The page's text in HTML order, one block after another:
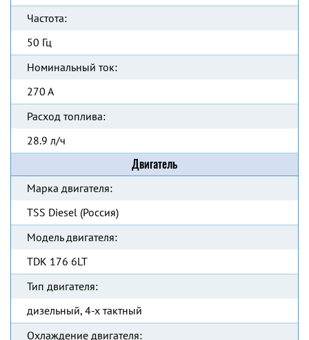
Частота:
50 Гц
Номинальный ток:
270 А
Расход топлива:
28.9 л/ч
Двигатель
Марка двигателя:
TSS Diesel (Россия)
Модель двигателя:
TDK 176 6LT
Тип двигателя:
дизельный, 4-х тактный
Охлаждение двигателя: